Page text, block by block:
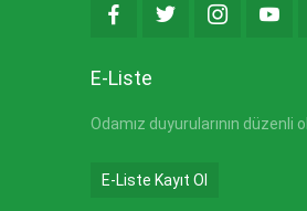
E-Liste
Odamız duyurularının
E-Liste Kayıt Ol